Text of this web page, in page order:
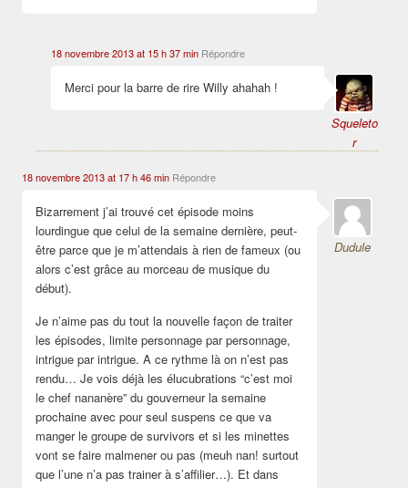
Squeleto
r
18 novembre 2013 at 15 h 37 min Répondre
Merci pour la barre de rire Willy ahahah !
Dudule
18 novembre 2013 at 17 h 46 min Répondre
Bizarrement j’ai trouvé cet épisode moins
lourdingue que celui de la semaine dernière, peut-
être parce que je m’attendais à rien de fameux (ou
alors c’est grâce au morceau de musique du
début).
Je n’aime pas du tout la nouvelle façon de traiter
les épisodes, limite personnage par personnage,
intrigue par intrigue. A ce rythme là on n’est pas
rendu… Je vois déjà les élucubrations “c’est moi
le chef nananère” du gouverneur la semaine
prochaine avec pour seul suspens ce que va
manger le groupe de survivors et si les minettes
vont se faire malmener ou pas (meuh nan! surtout
que l’une n’a pas trainer à s’affilier…). Et dans